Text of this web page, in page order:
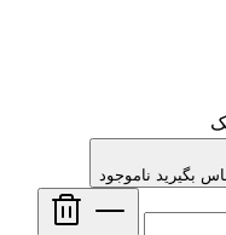
بگیرید ناموجود